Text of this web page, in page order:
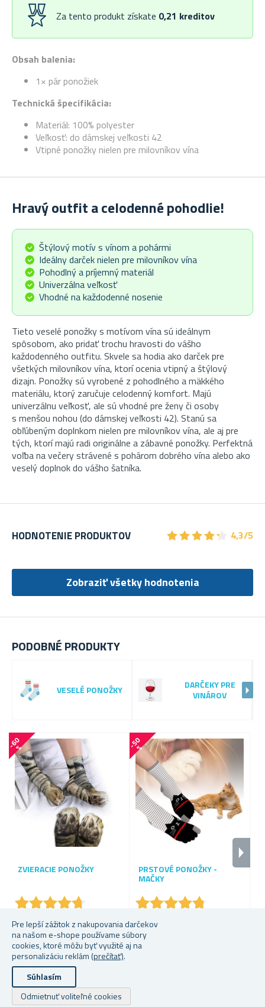
Pre lepší zážitok z nakupovania darčekov
na našom e-shope používame súbory
cookies, ktoré môžu byť využité aj na
personalizáciu reklám (prečítať).
Súhlasím
Odmietnuť voliteľné cookies
Obsah balenia:
1× pár ponožiek
Technická špecifikácia:
Materiál: 100% polyester
Veľkosť: do dámskej veľkosti 42
Vtipné ponožky nielen pre milovníkov vína
Za tento produkt získate 0,21 kreditov
Hravý outfit a celodenné pohodlie!
Štýlový motív s vínom a pohármi
Ideálny darček nielen pre milovníkov vína
Pohodlný a príjemný materiál
Univerzálna veľkosť
Vhodné na každodenné nosenie
Tieto veselé ponožky s motívom vína sú ideálnym
spôsobom, ako pridať trochu hravosti do vášho
každodenného outfitu. Skvele sa hodia ako darček pre
všetkých milovníkov vína, ktorí ocenia vtipný a štýlový
dizajn. Ponožky sú vyrobené z pohodlného a mäkkého
materiálu, ktorý zaručuje celodenný komfort. Majú
univerzálnu veľkosť, ale sú vhodné pre ženy či osoby
s menšou nohou (do dámskej veľkosti 42). Stanú sa
obľúbeným doplnkom nielen pre milovníkov vína, ale aj pre
tých, ktorí majú radi originálne a zábavné ponožky. Perfektná
voľba na večery strávené s pohárom dobrého vína alebo ako
veselý doplnok do vášho šatníka.
PODOBNÉ PRODUKTY
VESELÉ PONOŽKY
DARČEKY PRE
VINÁROV
-
6
0
%
ZVIERACIE PONOŽKY
★★★★★
★★★★★
3,38 €
Skladem
-
5
0
%
PRSTOVÉ PONOŽKY -
MAČKY
★★★★★
★★★★★
3,38 €
Skladem
HODNOTENIE PRODUKTOV ★★★★★
★★★★★ 4,3/5
Zobraziť všetky hodnotenia
Autorské práva a kopírovanie; 2026 Superobchod.sk. Všetky práva vyhradené.